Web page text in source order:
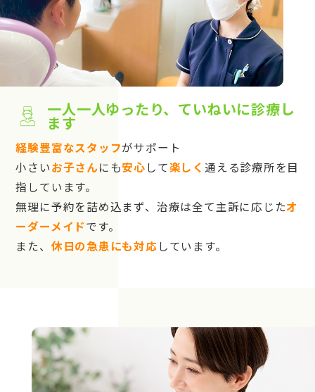
一人一人ゆったり、ていねいに診療し
ます
経験豊富なスタッフがサポート
小さいお子さんにも安心して楽しく 通える診療所を目
指しています。
無理に予約を詰め込まず、治療は全て主訴に応じたオ
ーダーメイドです。
また、 休日の急患にも対応しています。